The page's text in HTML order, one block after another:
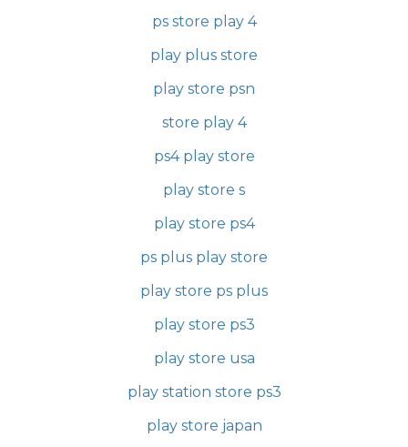
ps store play 4
play plus store
play store psn
store play 4
ps4 play store
play store s
play store ps4
ps plus play store
play store ps plus
play store ps3
play store usa
play station store ps3
play store japan